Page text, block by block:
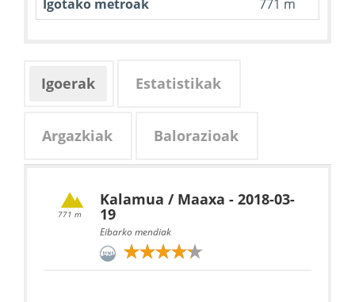
Igotako metroak
771 m
Igoerak Estatistikak
Argazkiak Balorazioak
771 m
Kalamua / Maaxa - 2018-03-
19
Eibarko mendiak